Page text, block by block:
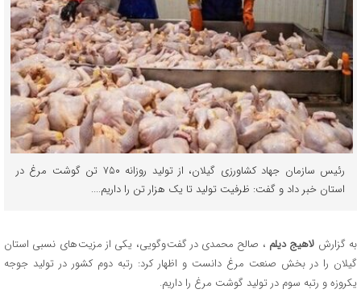
رئیس سازمان جهاد کشاورزی گیلان، از تولید روزانه ۷۵۰ تن گوشت مرغ در
استان خبر داد و گفت: ظرفیت تولید تا یک هزار تن را داریم....
به گزارش لاهیج دیلم ، صالح محمدی در گفت وگویی، یکی از مزیت های نسبی استان
گیلان را در بخش صنعت مرغ دانست و اظهار کرد: رتبه دوم کشور در تولید جوجه
یکروزه و رتبه سوم در تولید گوشت مرغ را داریم.